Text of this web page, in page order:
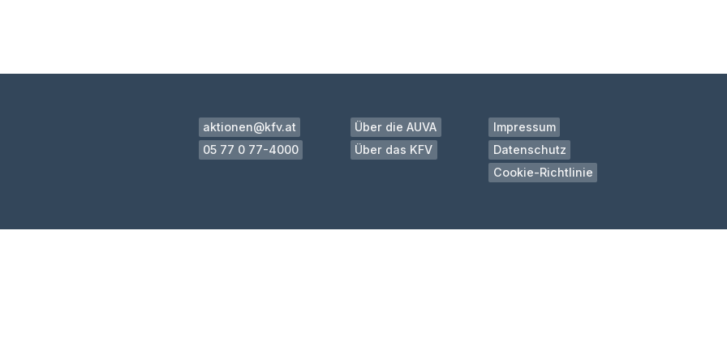
aktionen@kfv.at
05 77 0 77-4000
Über die AUVA
Über das KFV
Impressum
Datenschutz
Cookie-Richtlinie